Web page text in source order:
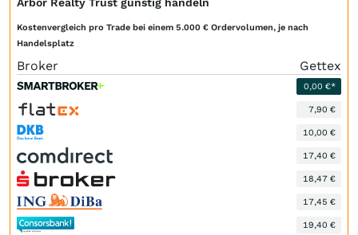
Kostenvergleich pro Trade bei einem 5.000 € Ordervolumen, je nach
Handelsplatz
Broker Gettex
0,00 €*
7,90 €
10,00 €
17,40 €
18,47 €
17,45 €
19,40 €